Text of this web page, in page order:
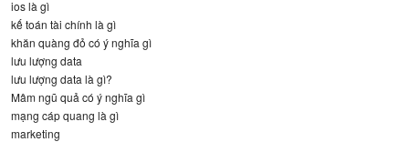
ios là gì
kế toán tài chính là gì
khăn quàng đỏ có ý nghĩa gì
lưu lượng data
lưu lượng data là gì?
Mâm ngũ quả có ý nghĩa gì
mạng cáp quang là gì
marketing